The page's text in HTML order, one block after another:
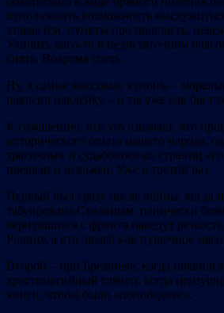
использовать возможность
этакое (см. пункты про пошлость,
Уличить кого-то в недостаточном
снять. Вовремя спеть.
Ну, а самые массовые купоны –
наклеил наклейку – и ты уже как бы
К сожалению, все это означает, что
исторического опыта нашего народа,
трагичных и судьбоносных страниц
прерван и искажен. Уже в третий раз.
Первый был сразу после войны, когда
табуирована Сталиным, панически
вернувшиеся с фронта наведут
Родину, а кто людей как пушечное мясо
Второй – при Брежневе, когда
хрестоматийный глянец, когда
книги, чтобы было «попобеднее».